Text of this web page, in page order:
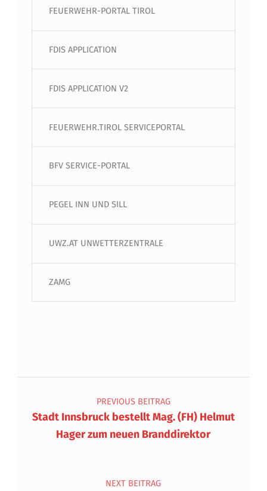
FEUERWEHR-PORTAL TIROL
FDIS APPLICATION
FDIS APPLICATION V2
FEUERWEHR.TIROL SERVICEPORTAL
BFV SERVICE-PORTAL
PEGEL INN UND SILL
UWZ.AT UNWETTERZENTRALE
ZAMG
Beitragsnavigation
PREVIOUS BEITRAG
Stadt Innsbruck bestellt Mag. (FH) Helmut
Hager zum neuen Branddirektor
NEXT BEITRAG